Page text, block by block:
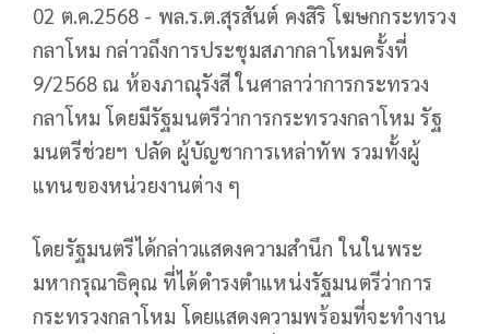
02 ต.ค.2568 - พล.ร.ต.สุรสันต์ คงสิริ โฆษกกระทรวง
กลาโหม กล่าวถึงการประชุมสภากลาโหมครั้งที่
9/2568 ณ ห้องภาณุรังสี ในศาลาว่าการกระทรวง
กลาโหม โดยมีรัฐมนตรีว่าการกระทรวงกลาโหม รัฐ
มนตรีช่วยฯ ปลัด ผู้บัญชาการเหล่าทัพ รวมทั้งผู้
แทนของหน่วยงานต่าง ๆ
โดยรัฐมนตรีได้กล่าวแสดงความสำนึก ในในพระ
มหากรุณาธิคุณ ที่ได้ดำรงตำแหน่งรัฐมนตรีว่าการ
กระทรวงกลาโหม โดยแสดงความพร้อมที่จะทำงาน